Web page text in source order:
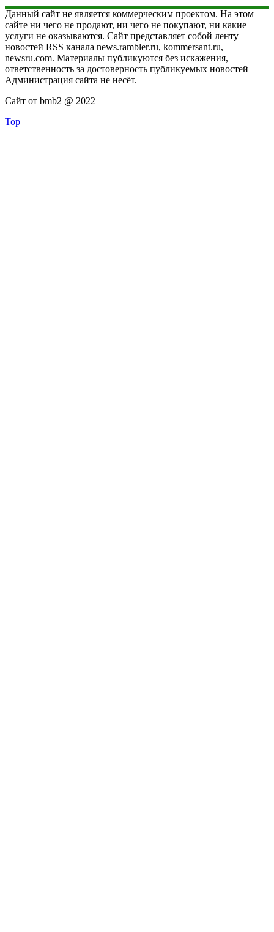
Данный сайт не является коммерческим проектом. На этом
сайте ни чего не продают, ни чего не покупают, ни какие
услуги не оказываются. Сайт представляет собой ленту
новостей RSS канала news.rambler.ru, kommersant.ru,
newsru.com. Материалы публикуются без искажения,
ответственность за достоверность публикуемых новостей
Администрация сайта не несёт.
Сайт от bmb2 @ 2022
Top